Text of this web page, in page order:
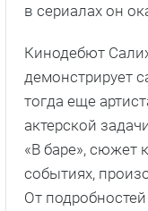
в сериалах он
Кинодебют
демонстрирует
тогда еще
актерской
«В баре», сюжет
событиях,
От